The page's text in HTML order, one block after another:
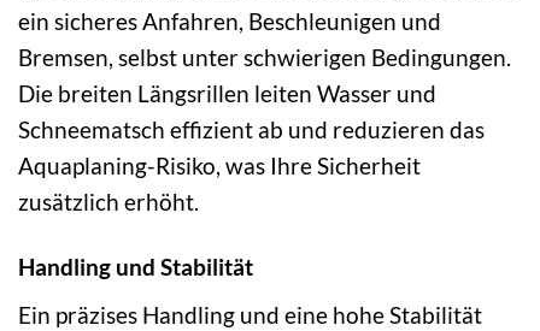
ein sicheres Anfahren, Beschleunigen und
Bremsen, selbst unter schwierigen Bedingungen.
Die breiten Längsrillen leiten Wasser und
Schneematsch effizient ab und reduzieren das
Aquaplaning-Risiko, was Ihre Sicherheit
zusätzlich erhöht.
Handling und Stabilität
Ein präzises Handling und eine hohe Stabilität